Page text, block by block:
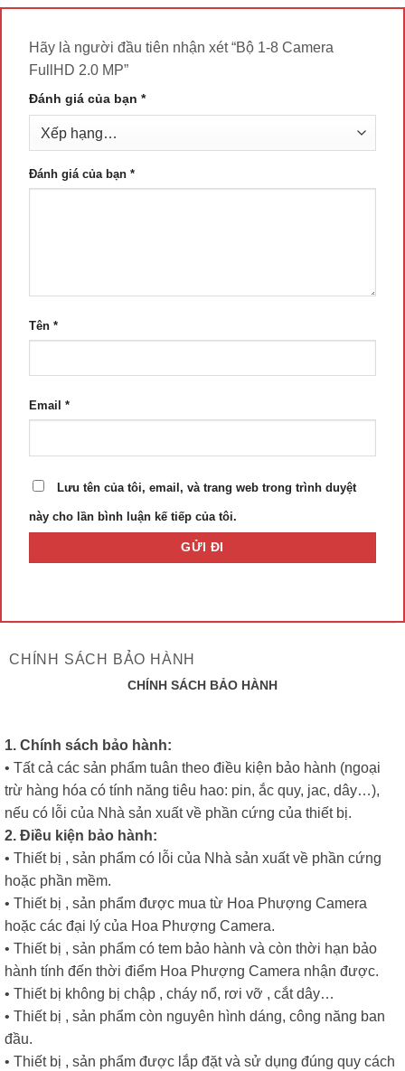
Hãy là người đầu tiên nhận xét “Bộ 1-8 Camera
FullHD 2.0 MP”
Đánh giá của bạn *
Đánh giá của bạn *
Tên *
Email *
Lưu tên của tôi, email, và trang web trong trình duyệt
này cho lần bình luận kế tiếp của tôi.
CHÍNH SÁCH BẢO HÀNH
CHÍNH SÁCH BẢO HÀNH
1. Chính sách bảo hành:
• Tất cả các sản phẩm tuân theo điều kiện bảo hành (ngoại
trừ hàng hóa có tính năng tiêu hao: pin, ắc quy, jac, dây…),
nếu có lỗi của Nhà sản xuất về phần cứng của thiết bị.
2. Điều kiện bảo hành:
• Thiết bị , sản phẩm có lỗi của Nhà sản xuất về phần cứng
hoặc phần mềm.
• Thiết bị , sản phẩm được mua từ Hoa Phượng Camera
hoặc các đại lý của Hoa Phượng Camera.
• Thiết bị , sản phẩm có tem bảo hành và còn thời hạn bảo
hành tính đến thời điểm Hoa Phượng Camera nhận được.
• Thiết bị không bị chập , cháy nổ, rơi vỡ , cắt dây…
• Thiết bị , sản phẩm còn nguyên hình dáng, công năng ban
đầu.
• Thiết bị , sản phẩm được lắp đặt và sử dụng đúng quy cách